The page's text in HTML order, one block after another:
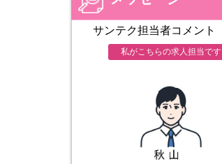
サンテク担当者コメント
私がこちらの求人担当です